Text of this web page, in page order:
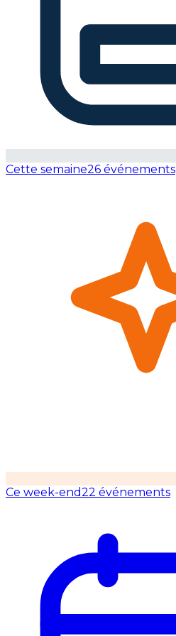
Cette semaine26 événements
Ce week-end22 événements